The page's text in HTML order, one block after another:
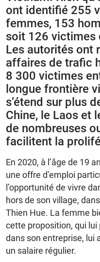
ont identifié 255
femmes, 153
soit 126 victimes
Les autorités ont
affaires de trafic
8 300 victimes
longue frontière
s’étend sur plus
Chine, le Laos et
de nombreuses
facilitent la
En 2020, à l’âge de 19
une offre d’emploi
l’opportunité de vivre
hors de son village,
Thien Hue. La femme
cette proposition, qui lui
dans son entreprise, lui
un salaire régulier.